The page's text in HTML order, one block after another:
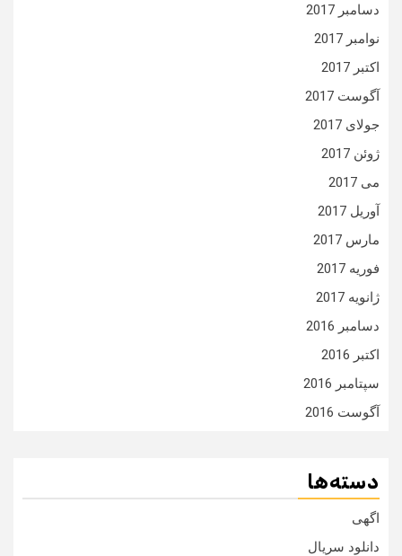
دسامبر 2017
نوامبر 2017
اکتبر 2017
آگوست 2017
جولای 2017
ژوئن 2017
می 2017
آوریل 2017
مارس 2017
فوریه 2017
ژانویه 2017
دسامبر 2016
اکتبر 2016
سپتامبر 2016
آگوست 2016
دسته‌ها
اگهی
دانلود سریال